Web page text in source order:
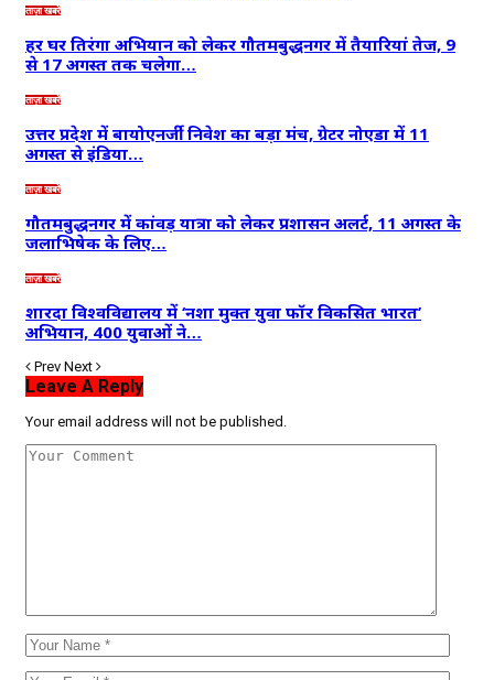
ताज़ा खबरें
हर घर तिरंगा अभियान को लेकर गौतमबुद्धनगर में तैयारियां तेज, 9
से 17 अगस्त तक चलेगा…
ताज़ा खबरें
उत्तर प्रदेश में बायोएनर्जी निवेश का बड़ा मंच, ग्रेटर नोएडा में 11
अगस्त से इंडिया…
ताज़ा खबरें
गौतमबुद्धनगर में कांवड़ यात्रा को लेकर प्रशासन अलर्ट, 11 अगस्त के
जलाभिषेक के लिए…
ताज़ा खबरें
शारदा विश्वविद्यालय में ‘नशा मुक्त युवा फॉर विकसित भारत’
अभियान, 400 युवाओं ने…
Prev Next
Leave A Reply
Your email address will not be published.